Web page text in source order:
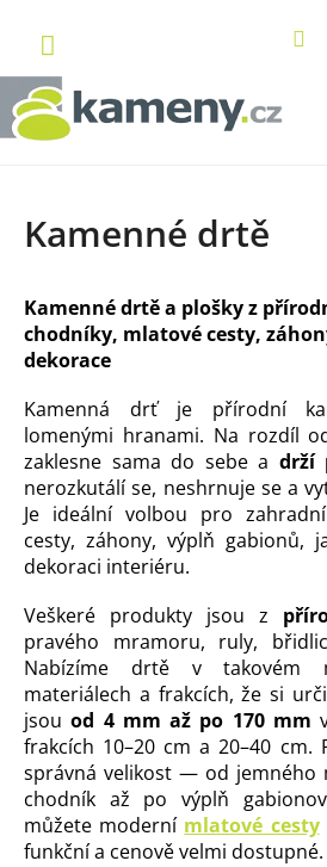
obsah
Kamenné drtě
Kamenné drtě a plošky z
chodníky, mlatové cesty,
dekorace
Kamenná drť je přírodní
lomenými hranami. Na rozdíl
zaklesne sama do sebe a drží
nerozkutálí se, neshrnuje se a
Je ideální volbou pro
cesty, záhony, výplň gabionů,
dekoraci interiéru.
Veškeré produkty jsou z
pravého mramoru, ruly,
Nabízíme drtě v takovém
materiálech a frakcích, že si
jsouod 4 mm až po 170 mm
frakcích 10–20 cm a 20–40 cm.
správná velikost — od jemného
chodník až po výplň
můžete moderní mlatové cesty
funkční a cenově velmi dostupné.